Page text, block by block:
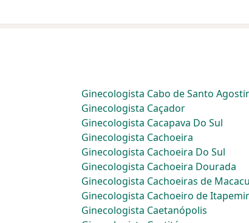
Ginecologista Cabo de Santo
Ginecologista Caçador
Ginecologista Cacapava Do Sul
Ginecologista Cachoeira
Ginecologista Cachoeira Do Sul
Ginecologista Cachoeira Dourada
Ginecologista Cachoeiras de Macacu
Ginecologista Cachoeiro de
Ginecologista Caetanópolis